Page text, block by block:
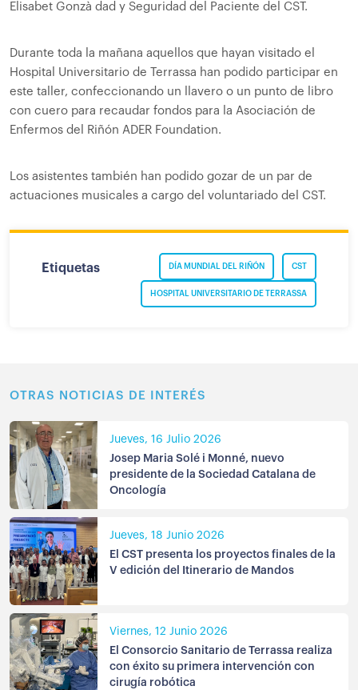
Elisabet Gonzà dad y Seguridad del Paciente del CST.
Durante toda la mañana aquellos que hayan visitado el
Hospital Universitario de Terrassa han podido participar en
este taller, confeccionando un llavero o un punto de libro
con cuero para recaudar fondos para la Asociación de
Enfermos del Riñón ADER Foundation.
Los asistentes también han podido gozar de un par de
actuaciones musicales a cargo del voluntariado del CST.
Etiquetas CST
DÍA MUNDIAL DEL RIÑÓN
HOSPITAL UNIVERSITARIO DE TERRASSA
OTRAS NOTICIAS DE INTERÉS
Jueves, 16 Julio 2026
Josep Maria Solé i Monné, nuevo
presidente de la Sociedad Catalana de
Oncología
Jueves, 18 Junio 2026
El CST presenta los proyectos finales de la
V edición del Itinerario de Mandos
Viernes, 12 Junio 2026
El Consorcio Sanitario de Terrassa realiza
con éxito su primera intervención con
cirugía robótica